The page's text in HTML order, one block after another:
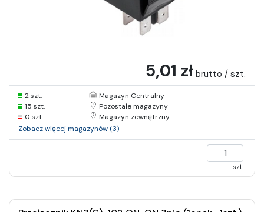
5,01 zł brutto / szt.
2 szt.
Magazyn Centralny
15 szt.
Pozostałe magazyny
0 szt.
Magazyn zewnętrzny
Zobacz więcej magazynów (3)
szt.